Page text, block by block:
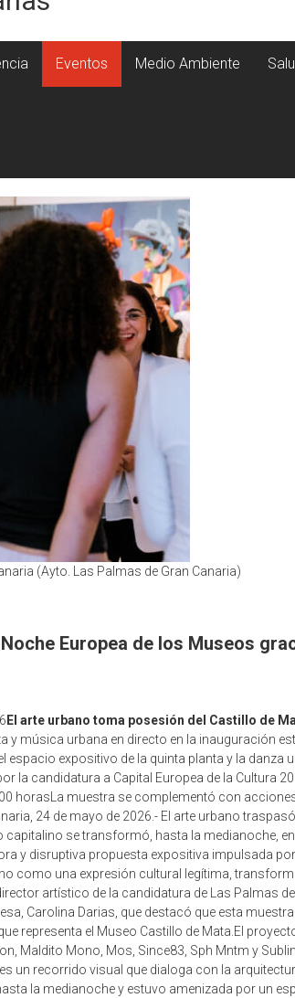
Eventos Medio Ambiente
(Ayto. Las Palmas de Gran Canaria)
Europea de los Museos
El arte urbano toma posesión del Castillo de
música urbana en directo en la inauguración
expositivo de la quinta planta y la danza
la candidatura a Capital Europea de la Cultura
horasLa muestra se complementó con
24 de mayo de 2026.- El arte urbano
se transformó, hasta la medianoche,
y disruptiva propuesta expositiva impulsada
como una expresión cultural legítima,
artístico de la candidatura de Las Palmas
Carolina Darias, que destacó que esta
representa el Museo Castillo de Mata.El
Maldito Mono, Mos, Since83, Sph Mntm y
recorrido visual que dialoga con la
la medianoche y estuvo amenizada por un